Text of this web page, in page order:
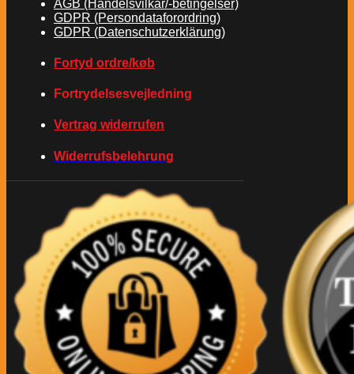
AGB (Handelsvilkår/-betingelser)
GDPR (Persondataforordring)
GDPR (Datenschutzerklärung)
Fortyd ordre/køb
Fortrydelsesvejledning
Vertrag widerrufen
Widerrufsbelehrung